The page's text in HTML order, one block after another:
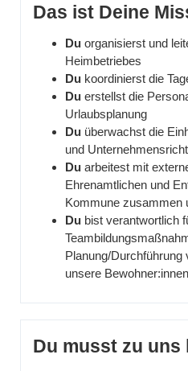
Das ist Deine
Du organisierst und
Heimbetriebes
Du koordinierst die
Du erstellst die
Urlaubsplanung
Du überwachst die
und
Du arbeitest mit
Ehrenamtlichen und
Kommune zusammen
Du bist verantwortlich
Planung/Durchführung
unsere
Du musst zu uns